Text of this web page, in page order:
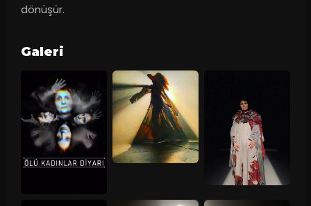
dönüşür.
Galeri